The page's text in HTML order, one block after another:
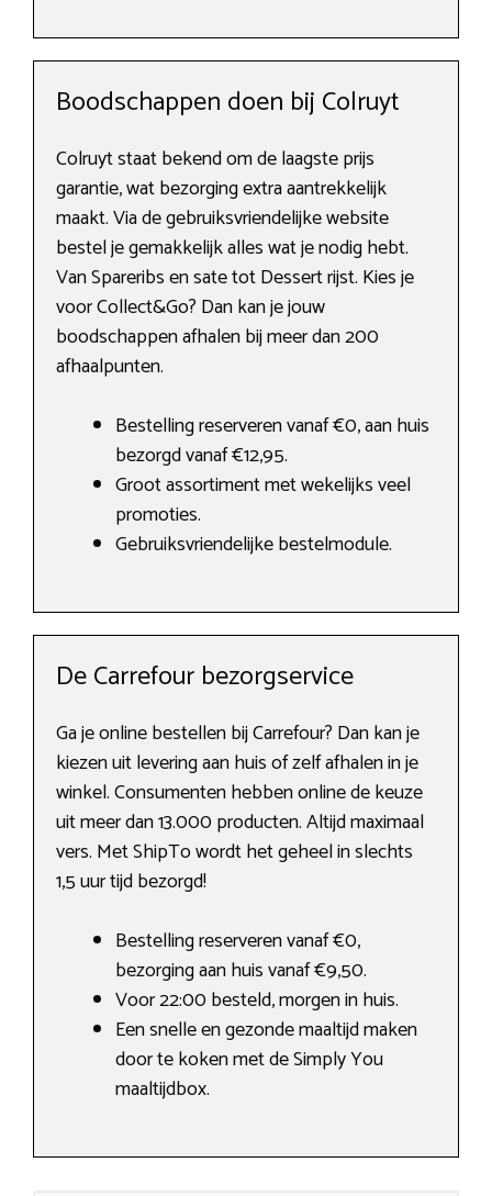
Boodschappen doen bij Colruyt
Colruyt staat bekend om de laagste prijs
garantie, wat bezorging extra aantrekkelijk
maakt. Via de gebruiksvriendelijke website
bestel je gemakkelijk alles wat je nodig hebt.
Van Spareribs en sate tot Dessert rijst. Kies je
voor Collect&Go? Dan kan je jouw
boodschappen afhalen bij meer dan 200
afhaalpunten.
Bestelling reserveren vanaf €0, aan huis
bezorgd vanaf €12,95.
Groot assortiment met wekelijks veel
promoties.
Gebruiksvriendelijke bestelmodule.
De Carrefour bezorgservice
Ga je online bestellen bij Carrefour? Dan kan je
kiezen uit levering aan huis of zelf afhalen in je
winkel. Consumenten hebben online de keuze
uit meer dan 13.000 producten. Altijd maximaal
vers. Met ShipTo wordt het geheel in slechts
1,5 uur tijd bezorgd!
Bestelling reserveren vanaf €0,
bezorging aan huis vanaf €9,50.
Voor 22:00 besteld, morgen in huis.
Een snelle en gezonde maaltijd maken
door te koken met de Simply You
maaltijdbox.